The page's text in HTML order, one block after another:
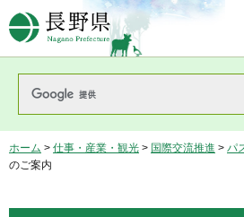
長野県Nagano
ホーム > 仕事・産業・観光 > 国際交流推進 > パ
のご案内